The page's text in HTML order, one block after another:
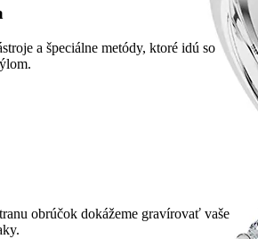
a špeciálne metódy, ktoré idú so
obrúčok dokážeme gravírovať vaše